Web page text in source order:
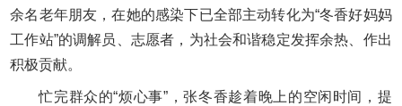
余名老年朋友，在她的感染下已全部主动转化为“冬香好妈妈
工作站”的调解员、志愿者，为社会和谐稳定发挥余热、作出
积极贡献。
忙完群众的“烦心事”，张冬香趁着晚上的空闲时间，提